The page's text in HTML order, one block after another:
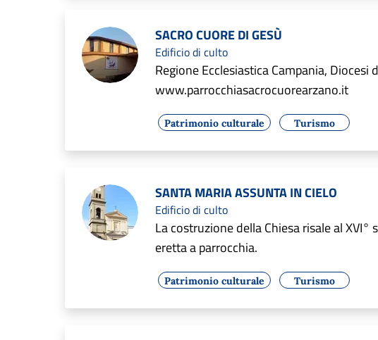
SACRO CUORE DI GESÙ
Edificio di culto
Regione Ecclesiastica Campania, Diocesi
www.parrocchiasacrocuorearzano.it
Patrimonio culturale Turismo
SANTA MARIA ASSUNTA IN CIELO
Edificio di culto
La costruzione della Chiesa risale al
eretta a parrocchia.
Patrimonio culturale Turismo